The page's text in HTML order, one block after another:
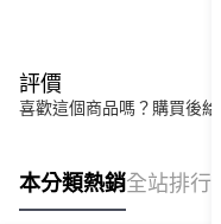
評價
喜歡這個商品嗎？購買後
本分類熱銷全站排行